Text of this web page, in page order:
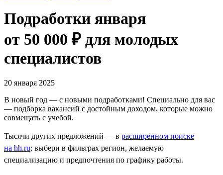
Подработки января
от 50 000 ₽ для молодых
специалистов
20 января 2025
В новый год — с новыми подработками! Специально для вас
— подборка вакансий с достойным доходом, которые можно
совмещать с учебой.
Тысячи других предложений — в расширенном поиске
на hh.ru: выбери в фильтрах регион, желаемую
специализацию и предпочтения по графику работы.